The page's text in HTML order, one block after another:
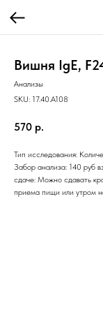
Вишня IgE,
Анализы
SKU: 17.40.A108
570 р.
Тип исследования:
Забор анализа: 140 руб
сдаче: Можно сдавать
приема пищи или утром